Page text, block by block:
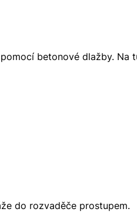
betonové dlažby.
do rozvaděče prostupem.